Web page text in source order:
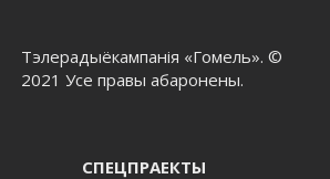
Тэлерадыёкампанія «Гомель». ©
2021 Усе правы абаронены.
СПЕЦПРАЕКТЫ